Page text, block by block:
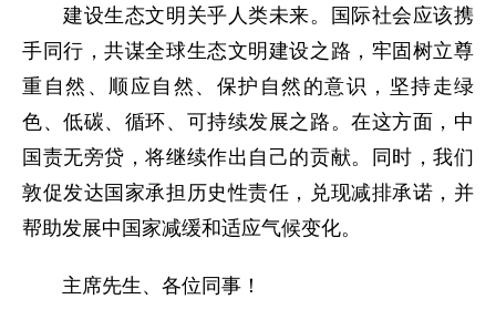
建设生态文明关乎人类未来。国际社会应该携
手同行，共谋全球生态文明建设之路，牢固树立尊
重自然、顺应自然、保护自然的意识，坚持走绿
色、低碳、循环、可持续发展之路。在这方面，中
国责无旁贷，将继续作出自己的贡献。同时，我们
敦促发达国家承担历史性责任，兑现减排承诺，并
帮助发展中国家减缓和适应气候变化。
主席先生、各位同事！